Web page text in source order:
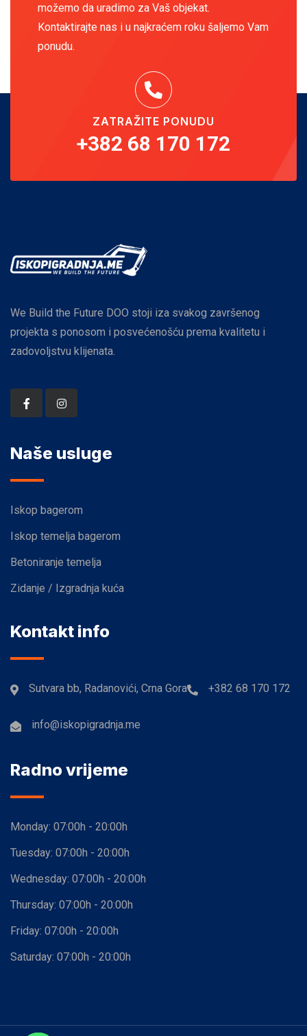
možemo da uradimo za Vaš objekat.
Kontaktirajte nas i u najkraćem roku šaljemo Vam
ponudu.
ZATRAŽITE PONUDU
+382 68 170 172
We Build the Future DOO stoji iza svakog završenog
projekta s ponosom i posvećenošću prema kvalitetu i
zadovoljstvu klijenata.
Naše usluge
Iskop bagerom
Iskop temelja bagerom
Betoniranje temelja
Zidanje / Izgradnja kuća
Kontakt info
Sutvara bb, Radanovići, Crna Gora +382 68 170 172
info@iskopigradnja.me
Radno vrijeme
Monday: 07:00h - 20:00h
Tuesday: 07:00h - 20:00h
Wednesday: 07:00h - 20:00h
Thursday: 07:00h - 20:00h
Friday: 07:00h - 20:00h
Saturday: 07:00h - 20:00h